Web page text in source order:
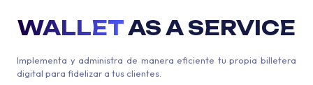
WALLETAS A SERVICE
Implementa y administra de manera eficiente tu propia billetera
digital para fidelizar a tus clientes.